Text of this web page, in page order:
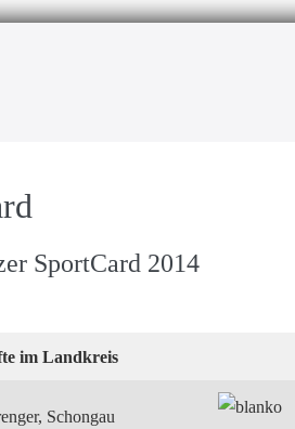
SportCard 2014
im Landkreis
Schongau